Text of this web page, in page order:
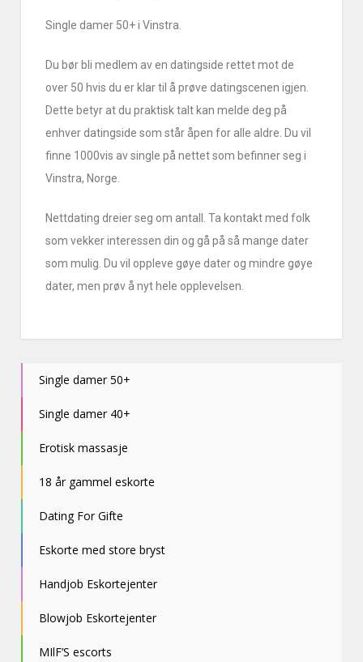
Single damer 50+ i Vinstra.
Du bør bli medlem av en datingside rettet mot de
over 50 hvis du er klar til å prøve datingscenen igjen.
Dette betyr at du praktisk talt kan melde deg på
enhver datingside som står åpen for alle aldre. Du vil
finne 1000vis av single på nettet som befinner seg i
Vinstra, Norge.
Nettdating dreier seg om antall. Ta kontakt med folk
som vekker interessen din og gå på så mange dater
som mulig. Du vil oppleve gøye dater og mindre gøye
dater, men prøv å nyt hele opplevelsen.
Single damer 50+
Single damer 40+
Erotisk massasje
18 år gammel eskorte
Dating For Gifte
Eskorte med store bryst
Handjob Eskortejenter
Blowjob Eskortejenter
MIlF’S escorts